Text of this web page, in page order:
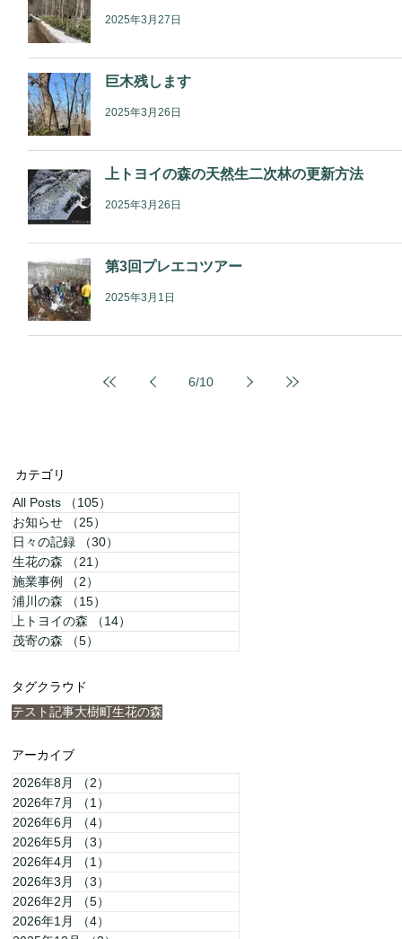
2025年3月27日
巨木残します
2025年3月26日
上トヨイの森の天然生二次林の更新方法
2025年3月26日
第3回プレエコツアー
2025年3月1日
6/10
カテゴリ
All Posts （105）
お知らせ
（25）
日々の記録
（30）
生花の森
（21）
施業事例
（2）
浦川の森
（15）
上トヨイの森
（14）
茂寄の森
（5）
タグクラウド
テスト記事大樹町生花の森
アーカイブ
2026年8月 （2）
2026年7月
（1）
2026年6月
（4）
2026年5月
（3）
2026年4月
（1）
2026年3月
（3）
2026年2月
（5）
2026年1月
（4）